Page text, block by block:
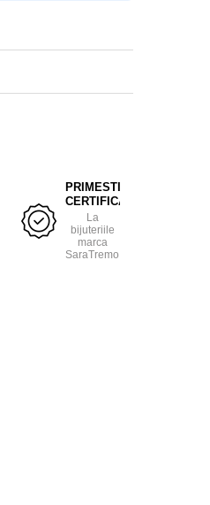
PRIMESTI
CERTIFICAT
La
bijuteriile
marca
SaraTremo.